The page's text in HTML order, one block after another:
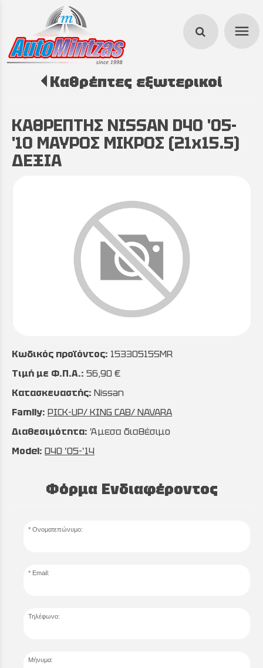
menu
search
Καθρέπτες εξωτερικοί
ΚΑΘΡΕΠΤΗΣ NISSAN D40 '05-
'10 ΜΑΥΡΟΣ ΜΙΚΡΟΣ (21x15.5)
ΔΕΞΙΑ
Κωδικός προϊόντος: 15330515SMR
Τιμή με Φ.Π.Α.: 56,90 €
Κατασκευαστής: Nissan
Family: PICK-UP/ KING CAB/ NAVARA
Διαθεσιμότητα: Άμεσα διαθέσιμο
Model: D40 '05-'14
Φόρμα Ενδιαφέροντος
Ονοματεπώνυμο:
Email:
Τηλέφωνο:
Μήνυμα: